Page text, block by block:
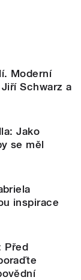
Moderní
Schwarz a
Jako
se měl
inspirace
Před